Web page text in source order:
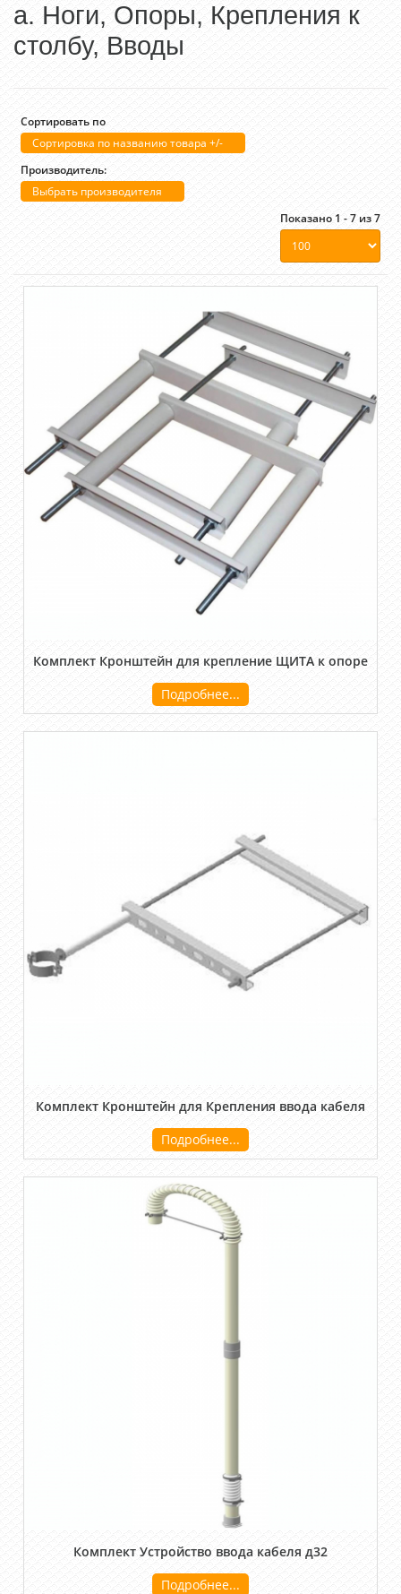
а. Ноги, Опоры, Крепления к
столбу, Вводы
Сортировать по
Сортировка по названию товара +/-
Производитель:
Выбрать производителя
Показано 1 - 7 из 7
Комплект Кронштейн для крепление ЩИТА к опоре
Подробнее...
Комплект Кронштейн для Крепления ввода кабеля
Подробнее...
Комплект Устройство ввода кабеля д32
Подробнее...